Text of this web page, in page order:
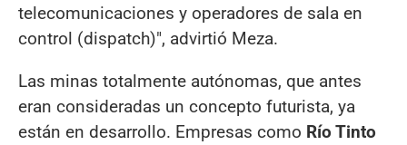
telecomunicaciones y operadores de sala en
control (dispatch)", advirtió Meza.
Las minas totalmente autónomas, que antes
eran consideradas un concepto futurista, ya
están en desarrollo. Empresas como Río Tinto